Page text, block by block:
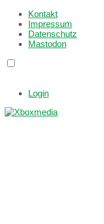
Kontakt
Impressum
Datenschutz
Mastodon
Login